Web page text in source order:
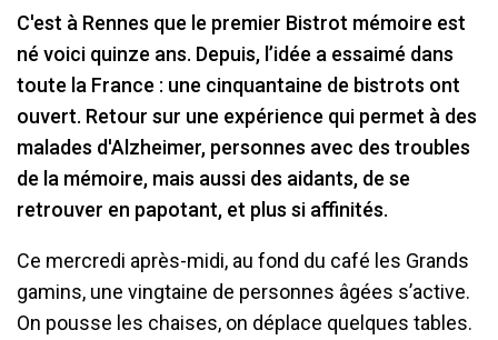
C'est à Rennes que le premier Bistrot mémoire est
né voici quinze ans. Depuis, l’idée a essaimé dans
toute la France : une cinquantaine de bistrots ont
ouvert. Retour sur une expérience qui permet à des
malades d'Alzheimer, personnes avec des troubles
de la mémoire, mais aussi des aidants, de se
retrouver en papotant, et plus si affinités.
Ce mercredi après-midi, au fond du café les Grands
gamins, une vingtaine de personnes âgées s’active.
On pousse les chaises, on déplace quelques tables.